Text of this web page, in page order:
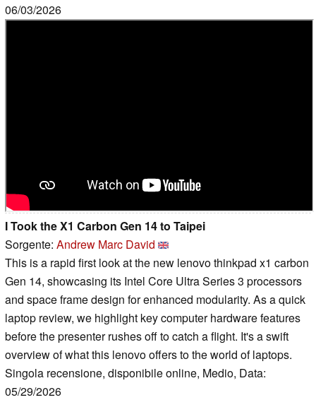
06/03/2026
I Took the X1 Carbon Gen 14 to Taipei
Sorgente: Andrew Marc David
This is a rapid first look at the new lenovo thinkpad x1 carbon
Gen 14, showcasing its Intel Core Ultra Series 3 processors
and space frame design for enhanced modularity. As a quick
laptop review, we highlight key computer hardware features
before the presenter rushes off to catch a flight. It's a swift
overview of what this lenovo offers to the world of laptops.
Singola recensione, disponibile online, Medio, Data:
05/29/2026